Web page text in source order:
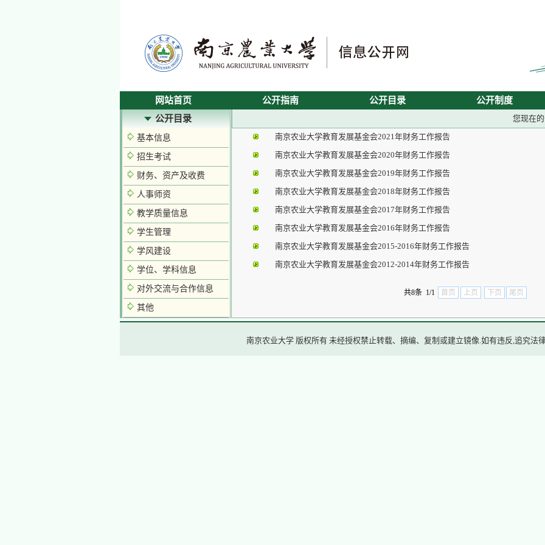
网站首页 公开指南 公开目录
公开制度
公开目录
基本信息
招生考试
财务、资产及收费
人事师资
教学质量信息
学生管理
学风建设
学位、学科信息
对外交流与合作信息
其他
您现在
南京农业大学教育发展基金会2021年财务工作报告
南京农业大学教育发展基金会2020年财务工作报告
南京农业大学教育发展基金会2019年财务工作报告
南京农业大学教育发展基金会2018年财务工作报告
南京农业大学教育发展基金会2017年财务工作报告
南京农业大学教育发展基金会2016年财务工作报告
南京农业大学教育发展基金会2015-2016年财务工作报告
南京农业大学教育发展基金会2012-2014年财务工作报告
共8条 1/1 首页 上页 下页 尾页
南京农业大学 版权所有 未经授权禁止转载、摘编、复制或建立镜像.如有违反,追究